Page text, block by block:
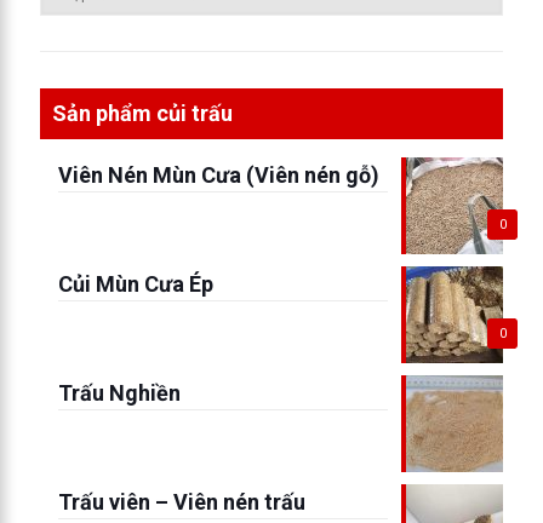
Sản phẩm củi trấu
0
Viên Nén Mùn Cưa (Viên nén gỗ)
0
Củi Mùn Cưa Ép
Trấu Nghiền
Trấu viên – Viên nén trấu